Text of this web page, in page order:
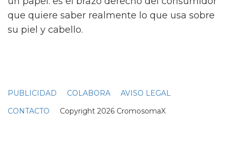
que quiere saber realmente lo que usa sobre
su piel y cabello.
PUBLICIDAD COLABORA
AVISO LEGAL
CONTACTO Copyright 2026 CromosomaX